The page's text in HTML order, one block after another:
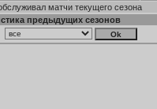
матчи текущего сезона
предыдущих сезонов